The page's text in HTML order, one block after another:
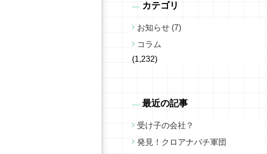
カテゴリ
お知らせ (7)
コラム
(1,232)
最近の記事
受け子の会社？
発見！クロアナバチ軍団